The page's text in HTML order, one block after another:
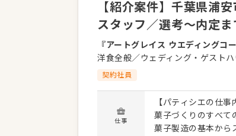
【紹介案件】千葉県浦
スタッフ／選考～内定
『アートグレイス ウエディングコ
洋食全般／ウェディング・ゲスト
契約社員
仕事
【パティシエの仕
菓子づくりのすべて
菓子製造の基本から